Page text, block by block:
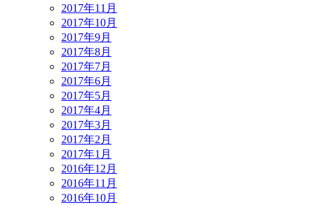
2017年11月
2017年10月
2017年9月
2017年8月
2017年7月
2017年6月
2017年5月
2017年4月
2017年3月
2017年2月
2017年1月
2016年12月
2016年11月
2016年10月